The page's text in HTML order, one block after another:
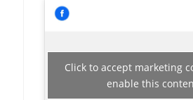
Click to accept marketing
enable this